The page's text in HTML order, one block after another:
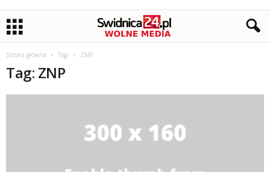
Strona główna Tagi ZNP
Tag: ZNP